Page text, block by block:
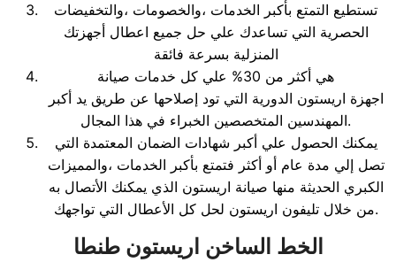
تستطيع التمتع بأكبر الخدمات ،والخصومات ،والتخفيضات
الحصرية التي تساعدك علي حل جميع اعطال أجهزتك
المنزلية بسرعة فائقة
هي أكثر من 30% علي كل خدمات صيانة
اجهزة اريستون الدورية التي تود إصلاحها عن طريق يد أكبر
المهندسين المتخصصين الخبراء في هذا المجال.
يمكنك الحصول علي أكبر شهادات الضمان المعتمدة التي
تصل إلي مدة عام أو أكثر فتمتع بأكبر الخدمات ،والمميزات
الكبري الحديثة منها صيانة اريستون الذي يمكنك الأتصال به
من خلال تليفون اريستون لحل كل الأعطال التي تواجهك.
الخط الساخن اريستون طنطا